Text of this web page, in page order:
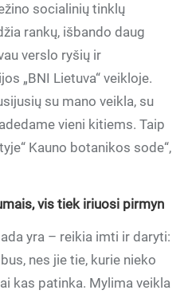
socialinių tinklų
rankų, išbando daug
verslo ryšių ir
„BNI Lietuva“ veikloje.
su mano veikla, su
vieni kitiems. Taip
Kauno botanikos sode“,
vis tiek iriuosi pirmyn
yra – reikia imti ir daryti:
nes jie tie, kurie nieko
kas patinka. Mylima veikla